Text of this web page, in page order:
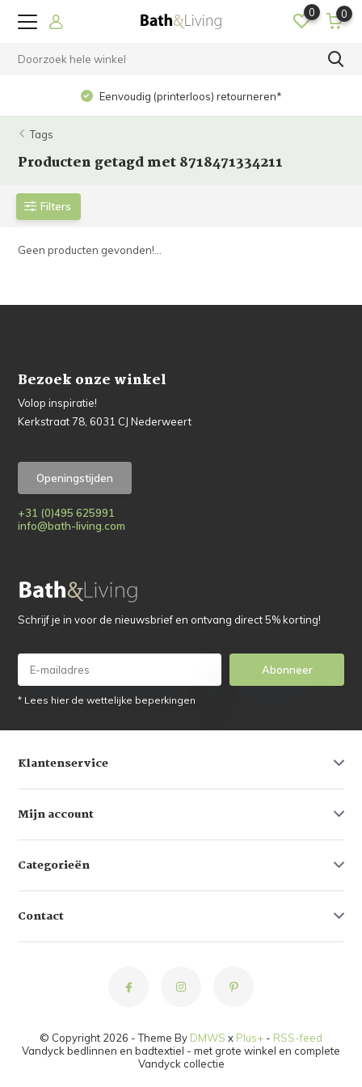
0 0
Eenvoudig (printerloos) retourneren*
Tags
Producten getagd met 8718471334211
Filters
Geen producten gevonden!...
Bezoek onze winkel
Volop inspiratie!
Kerkstraat 78, 6031 CJ Nederweert
Openingstijden
+31 (0)495 625991
info@bath-living.com
Schrijf je in voor de nieuwsbrief en ontvang direct 5% korting!
Abonneer
* Lees hier de wettelijke beperkingen
Klantenservice
Mijn account
Categorieën
Contact
© Copyright 2026 - Theme By DMWS x Plus+ - RSS-feed
Vandyck bedlinnen en badtextiel - met grote winkel en complete
Vandyck collectie